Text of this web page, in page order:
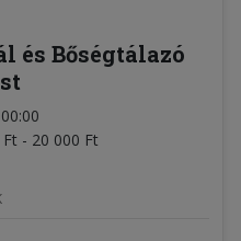
és Bőségtálazó
- 20 000 Ft